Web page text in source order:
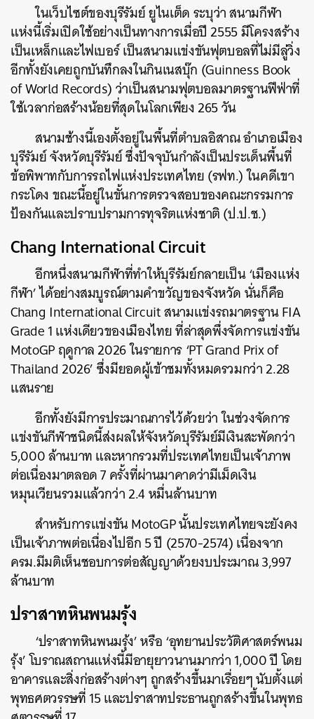
ในเว็บไซต์ของบุรีรัมย์ ยูไนเต็ด ระบุว่า สนามกีฬา
แห่งนี้เริ่มเปิดใช้อย่างเป็นทางการเมื่อปี 2555 มีโครงสร้าง
เป็นเหล็กและไฟเบอร์ เป็นสนามแข่งขันฟุตบอลที่ไม่มีลู่วิ่ง
อีกทั้งยังเคยถูกบันทึกลงในกินเนสบุ๊ก (Guinness Book
of World Records) ว่าเป็นสนามฟุตบอลมาตรฐานฟีฟ่าที่
ใช้เวลาก่อสร้างน้อยที่สุดในโลกเพียง 265 วัน
สนามช้างนี้เองตั้งอยู่ในพื้นที่ตำบลอิสาณ อำเภอเมือง
บุรีรัมย์ จังหวัดบุรีรัมย์ ซึ่งปัจจุบันกำลังเป็นประเด็นพื้นที่
ข้อพิพาทกับการรถไฟแห่งประเทศไทย (รฟท.) ในคดีเขา
กระโดง ขณะนี้อยู่ในขั้นการตรวจสอบของคณะกรรมการ
ป้องกันและปราบปรามการทุจริตแห่งชาติ (ป.ป.ช.)
Chang International Circuit
อีกหนึ่งสนามกีฬาที่ทำให้บุรีรัมย์กลายเป็น ‘เมืองแห่ง
กีฬา’ ได้อย่างสมบูรณ์ตามคำขวัญของจังหวัด นั่นก็คือ
Chang International Circuit สนามแข่งรถมาตรฐาน FIA
Grade 1 แห่งเดียวของเมืองไทย ที่ล่าสุดพึ่งจัดการแข่งขัน
MotoGP ฤดูกาล 2026 ในรายการ ‘PT Grand Prix of
Thailand 2026’ ซึ่งมียอดผู้เข้าชมทั้งหมดรวมกว่า 2.28
แสนราย
อีกทั้งยังมีการประมาณการไว้ด้วยว่า ในช่วงจัดการ
แข่งขันกีฬาชนิดนี้ส่งผลให้จังหวัดบุรีรัมย์มีเงินสะพัดกว่า
5,000 ล้านบาท และหากรวมที่ประเทศไทยเป็นเจ้าภาพ
ต่อเนื่องมาตลอด 7 ครั้งที่ผ่านมาคาดว่ามีเม็ดเงิน
หมุนเวียนรวมแล้วกว่า 2.4 หมื่นล้านบาท
สำหรับการแข่งขัน MotoGP นั้นประเทศไทยจะยังคง
เป็นเจ้าภาพต่อเนื่องไปอีก 5 ปี (2570-2574) เนื่องจาก
ครม.มีมติเห็นชอบการต่อสัญญาด้วยงบประมาณ 3,997
ล้านบาท
ปราสาทหินพนมรุ้ง
‘ปราสาทหินพนมรุ้ง’ หรือ ‘อุทยานประวัติศาสตร์พนม
รุ้ง’ โบราณสถานแห่งนี้มีอายุยาวนานมากว่า 1,000 ปี โดย
อาคารและสิ่งก่อสร้างต่างๆ ถูกสร้างขึ้นมาเรื่อยๆ นับตั้งแต่
พุทธศตวรรษที่ 15 และปราสาทประธานถูกสร้างขึ้นในพุทธ